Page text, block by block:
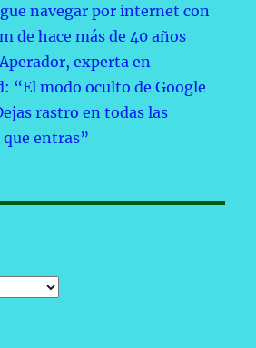
navegar por internet con
de hace más de 40 años
experta en
“El modo oculto de Google
rastro en todas las
entras”